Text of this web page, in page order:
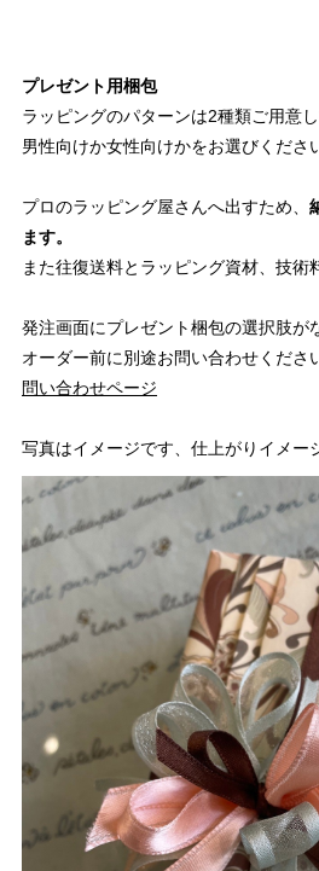
プレゼント用梱包
ラッピングのパターンは2種類ご用意し
男性向けか女性向けかをお選びくださ
プロのラッピング屋さんへ出すため、
ます。
また往復送料とラッピング資材、技術
発注画面にプレゼント梱包の選択肢が
オーダー前に別途お問い合わせくださ
問い合わせページ
写真はイメージです、仕上がりイメー